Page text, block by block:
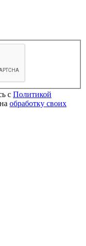
с Политикой
обработку своих